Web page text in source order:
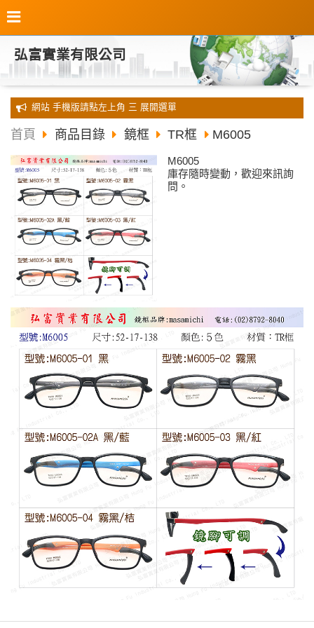
弘富實業有限公司
全新 網站 手機版請點左上角 三 展開選單
首頁 商品目錄 鏡框 TR框 M6005
M6005
庫存隨時變動，歡迎來訊詢
問。